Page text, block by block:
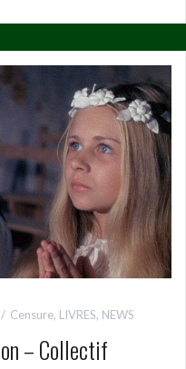
Censure, LIVRES, NEWS
– Collectif